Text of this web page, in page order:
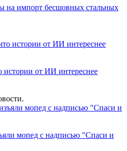
импорт бесшовных стальных
истории от ИИ интереснее
мопед с надписью "Спаси и